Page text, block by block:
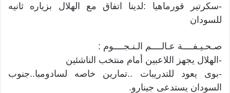
-سكرتير قورماهيا :لدينا اتفاق مع الهلال بزياره ثانيه
للسودان
صـحـيـفــــة عـالــــم الـنـجــــوم :
-الهلال يجهز اللاعبين أمام منتخب الناشئين
-بوى يعود للتدريبات ..تمارين خاصه لسادومبا..جنوب
السودان يستدعى جينارو.